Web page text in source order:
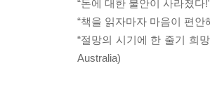
는 다르게 인식될 거예요. ‘
--- p.53
“궁금한 것이 하나 있어요.
“돈에 대한 불안이 사라졌다
“책을 읽자마자 마음이 편안
“절망의 시기에 한 줄기 희
Australia)